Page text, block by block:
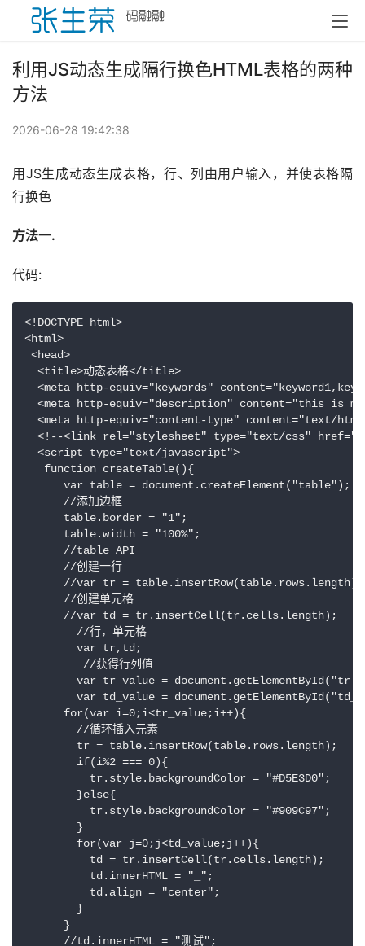
利用JS动态生成隔行换色HTML表格的两种
方法
2026-06-28 19:42:38
用JS生成动态生成表格，行、列由用户输入，并使表格隔
行换色
方法一.
代码:
<!DOCTYPE html>
<html>
<head>
  <title>动态表格</title>
<meta http-equiv="keywords"
<meta http-equiv="description" content="this is
<meta http-equiv="content-type" content="text/
<!--<link rel="stylesheet" type="text/css"
  <script type="text/javascript">
   function createTable(){
      var table = document.createElement("table");
      //添加边框
      table.border = "1";
      table.width = "100%";
      //table API
      //创建一行
      //var tr = table.insertRow(table.rows.length);
      //创建单元格
      //var td = tr.insertCell(tr.cells.length);
        //行，单元格
        var tr,td;
         //获得行列值
var tr_value =
var td_value =
      for(var i=0;i<tr_value;i++){
        //循环插入元素
        tr = table.insertRow(table.rows.length);
        if(i%2 === 0){
          tr.style.backgroundColor = "#D5E3D0";
        }else{
          tr.style.backgroundColor = "#909C97";
        }
        for(var j=0;j<td_value;j++){
          td = tr.insertCell(tr.cells.length);
          td.innerHTML = "_";
          td.align = "center";
        }
      }
      //td.innerHTML = "测试";